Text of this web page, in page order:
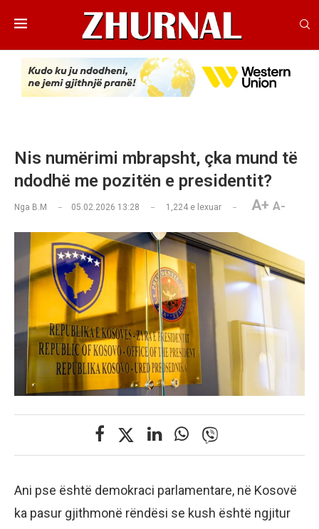
Nis numërimi mbrapsht, çka mund të
ndodhë me pozitën e presidentit?
Nga B.M 05.02.2026 13:28 1,224 e lexuar A+ A-
Ani pse është demokraci parlamentare, në Kosovë
ka pasur gjithmonë rëndësi se kush është ngjitur